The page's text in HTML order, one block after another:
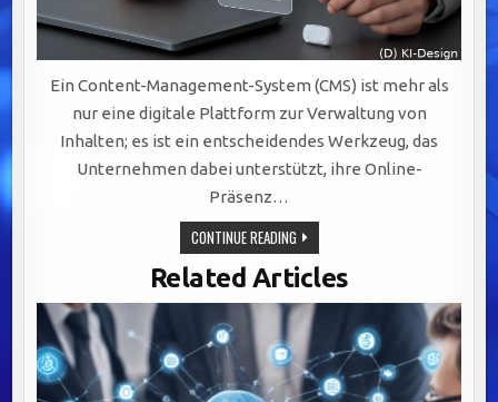
Ein Content-Management-System (CMS) ist mehr als
nur eine digitale Plattform zur Verwaltung von
Inhalten; es ist ein entscheidendes Werkzeug, das
Unternehmen dabei unterstützt, ihre Online-
Präsenz…
CONTINUE READINGEFFIZIENTE
CONTENT-
MANAGEMENT-
SYSTEME:
SCHLÜSSELMERKMALE
FÜR
ERFOLGREICHE
ONLINE-
PRÄSENZ
Related Articles